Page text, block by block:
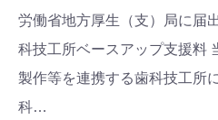
労働省地方厚生（支）局に届
科技工所ベースアップ支援料
製作等を連携する歯科技工所
科…